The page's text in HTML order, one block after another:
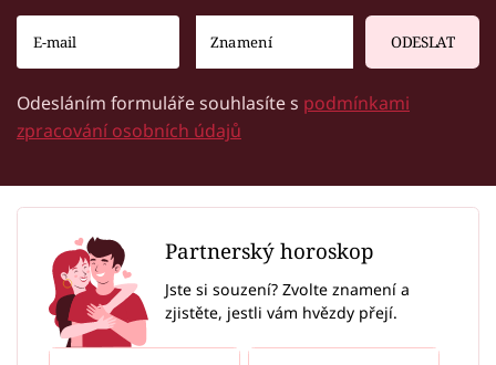
ODESLAT
Odesláním formuláře souhlasíte s podmínkami
zpracování osobních údajů
Partnerský horoskop
Jste si souzení? Zvolte znamení a
zjistěte, jestli vám hvězdy přejí.